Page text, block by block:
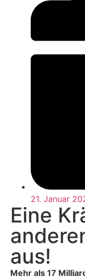
21. Januar
Eine
aus!
Mehr als 17